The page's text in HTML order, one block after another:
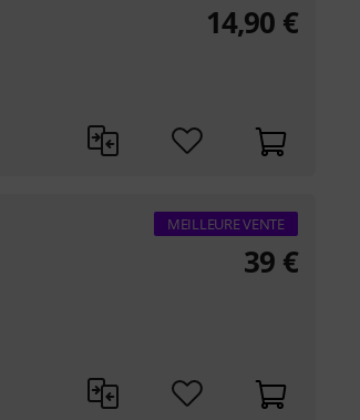
14,90 €
MEILLEURE VENTE
39 €